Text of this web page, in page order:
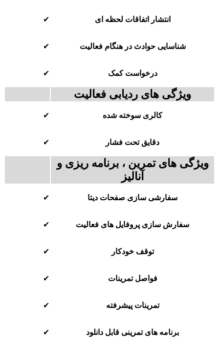
انتشار اتفاقات لحظه ای ✔
شناسایی حوادث در هنگام فعالیت ✔
درخواست کمک ✔
ویژگی های ردیابی فعالیت
کالری سوخته شده ✔
دقایق تحت فشار ✔
ویژگی های تمرین ، برنامه ریزی و
آنالیز
سفارشی سازی صفحات دیتا ✔
سفارش سازی پروفایل های فعالیت ✔
توقف خودکار ✔
فواصل تمرینات ✔
تمرینات پیشرفته ✔
برنامه های تمرینی قابل دانلود ✔